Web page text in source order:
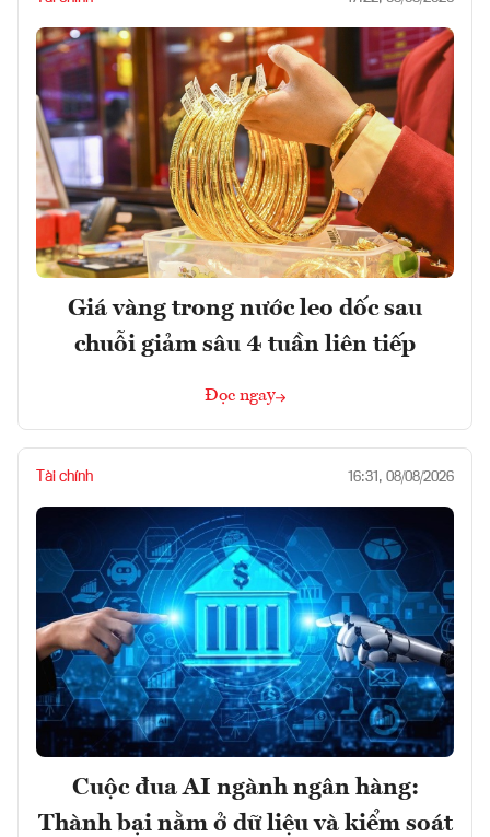
Giá vàng trong nước leo dốc sau
chuỗi giảm sâu 4 tuần liên tiếp
Đọc ngay
Tài chính 16:31, 08/08/2026
Cuộc đua AI ngành ngân hàng:
Thành bại nằm ở dữ liệu và kiểm soát